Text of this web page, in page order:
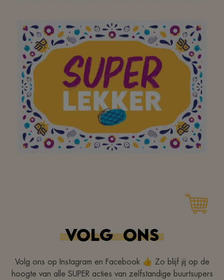
Top winkel
(lokale) lekkernijen aan
VOLG ONS
Volg ons op Instagram en Facebook 👍 Zo blijf jij op de
hoogte van alle SUPER acties van zelfstandige buurtsupers